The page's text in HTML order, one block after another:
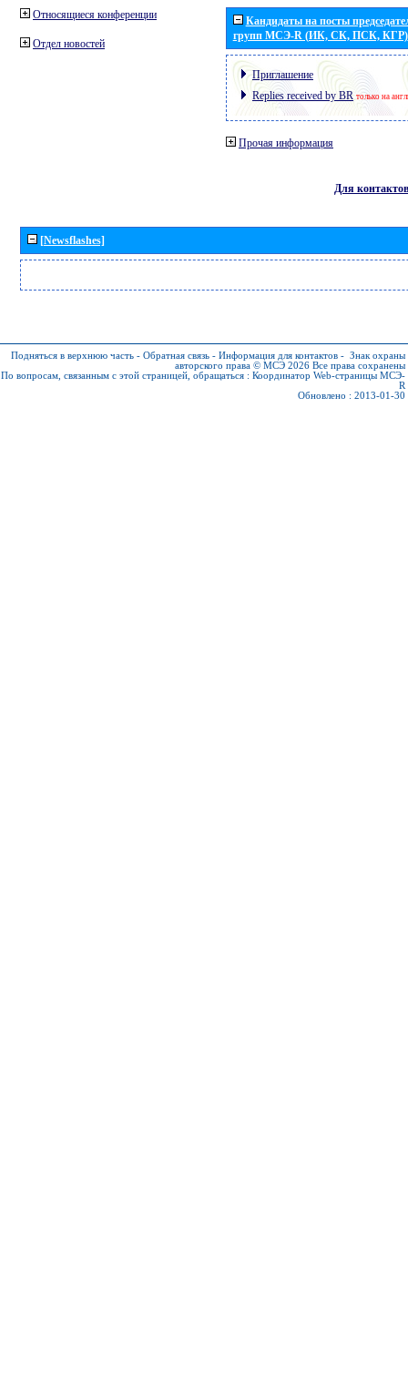
Относящиеся конференции
Отдел новостей
Кандидаты на посты
групп МСЭ-R (ИК, СК, ПСК, КГР)
Приглашение
Replies received by BR только на
Прочая информация
Для контактов
[Newsflashes]
Подняться в верхнюю часть - Обратная связь - Информация для контактов - Знак охраны
авторского права © МСЭ 2026 Все права сохранены
По вопросам, связанным с этой страницей, обращаться : Координатор Web-страницы МСЭ-
R
Обновлено : 2013-01-30